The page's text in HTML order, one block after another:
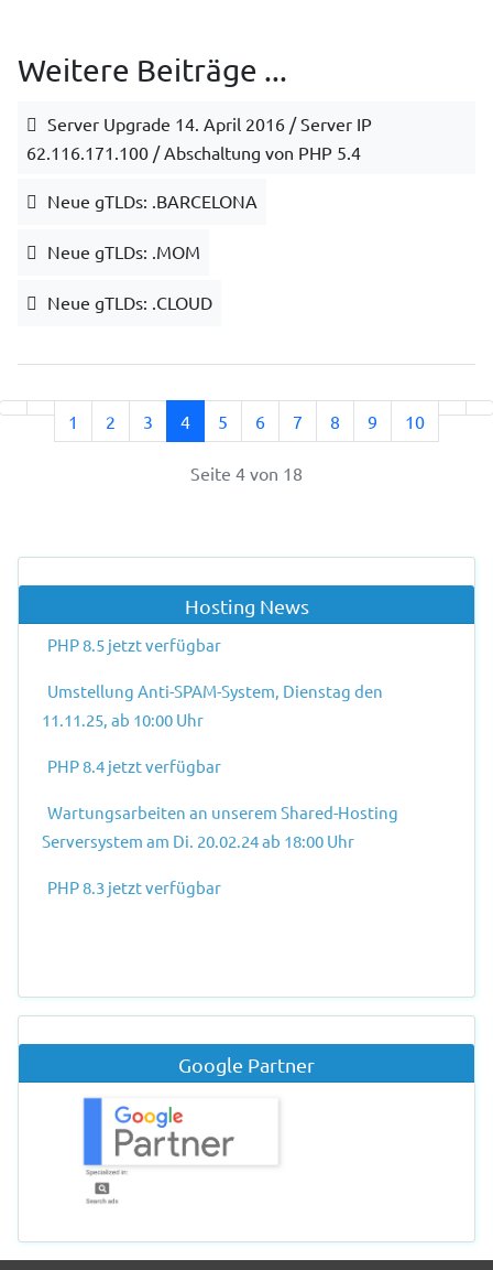
Weitere Beiträge ...
Server Upgrade 14. April 2016 / Server IP
62.116.171.100 / Abschaltung von PHP 5.4
Neue gTLDs: .BARCELONA
Neue gTLDs: .MOM
Neue gTLDs: .CLOUD
1 2 3 4 5 6 7 8 9 10
Seite 4 von 18
Hosting News
PHP 8.5 jetzt verfügbar
Umstellung Anti-SPAM-System, Dienstag den
11.11.25, ab 10:00 Uhr
PHP 8.4 jetzt verfügbar
Wartungsarbeiten an unserem Shared-Hosting
Serversystem am Di. 20.02.24 ab 18:00 Uhr
PHP 8.3 jetzt verfügbar
Google Partner